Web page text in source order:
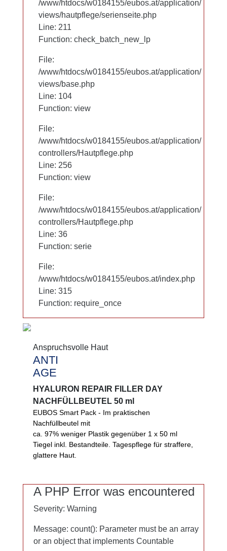
/www/htdocs/w0184155/eubos.at/application/
views/hautpflege/serienseite.php
Line: 97
Function: check_batch_new_lp
File:
/www/htdocs/w0184155/eubos.at/application/
views/base.php
Line: 104
Function: view
File:
/www/htdocs/w0184155/eubos.at/application/
controllers/Hautpflege.php
Line: 256
Function: view
File:
/www/htdocs/w0184155/eubos.at/application/
controllers/Hautpflege.php
Line: 36
Function: serie
File:
/www/htdocs/w0184155/eubos.at/index.php
Line: 315
Function: require_once
Anspruchsvolle Haut
ANTI
AGE
HYALURON REPAIR FILLER DAY
NACHFÜLLBEUTEL 50 ml
EUBOS Smart Pack - Im praktischen
Nachfüllbeutel mit ca. 97 % weniger Plastik
gegenüber 1 x 50 ml Tiegel inkl. Bestandteile.
Straffende, glättende Tagespflege. Matrikine
unterstützen Ihre hauteigenen
0%
Mikroplastik
PEG
/www/htdocs/w0184155/eubos.at/application/
views/hautpflege/serienseite.php
Line: 211
Function: check_batch_new_lp
File:
/www/htdocs/w0184155/eubos.at/application/
views/base.php
Line: 104
Function: view
File:
/www/htdocs/w0184155/eubos.at/application/
controllers/Hautpflege.php
Line: 256
Function: view
File:
/www/htdocs/w0184155/eubos.at/application/
controllers/Hautpflege.php
Line: 36
Function: serie
File:
/www/htdocs/w0184155/eubos.at/index.php
Line: 315
Function: require_once
Anspruchsvolle Haut
ANTI
AGE
HYALURON REPAIR FILLER DAY
NACHFÜLLBEUTEL 50 ml
EUBOS Smart Pack - Im praktischen
Nachfüllbeutel mit
ca. 97% weniger Plastik gegenüber 1 x 50 ml
Tiegel inkl. Bestandteile. Tagespflege für straffere,
glattere Haut.
A PHP Error was encountered
Severity: Warning
Message: count(): Parameter must be an array
or an object that implements Countable
A PHP Error was encountered
Severity: Warning
Message: count(): Parameter must be an array
or an object that implements Countable